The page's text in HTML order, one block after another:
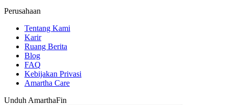
Perusahaan
Tentang Kami
Karir
Ruang Berita
Blog
FAQ
Kebijakan Privasi
Amartha Care
Unduh AmarthaFin